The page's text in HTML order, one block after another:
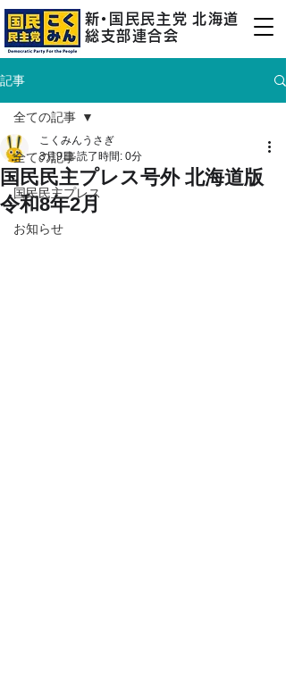
新・ 国民民主 党 北海道
総支部連合会
記事
全ての記事
国民民主プレス
お知らせ
全ての記事
国民民主プレス号外 北海道版
令和8年2月
こくみんうさぎ
3月9日 読了時間: 0分